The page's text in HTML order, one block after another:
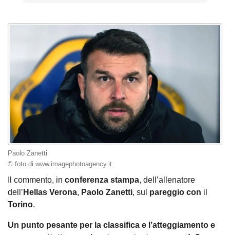
Paolo Zanetti
© foto di www.imagephotoagency.it
Il commento, in conferenza stampa, dell’allenatore
dell’ Hellas Verona, Paolo Zanetti, sul pareggio con il
Torino.
Un punto pesante per la classifica e l’atteggiamento e